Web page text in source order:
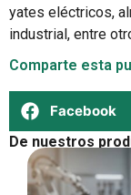
yates eléctricos,
industrial, entre
Comparte esta
Facebook
De nuestros